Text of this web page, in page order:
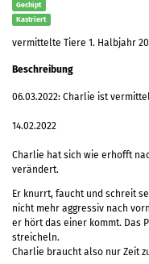
Gechipt
Kastriert
vermittelte Tiere 1. Halbjahr
Beschreibung
06.03.2022: Charlie ist
14.02.2022
Charlie hat sich wie erhofft
verändert.
Er knurrt, faucht und schreit
nicht mehr aggressiv nach
er hört das einer kommt. Das
streicheln.
Charlie braucht also nur Zeit